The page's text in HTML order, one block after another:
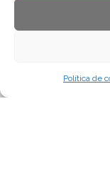
Política de